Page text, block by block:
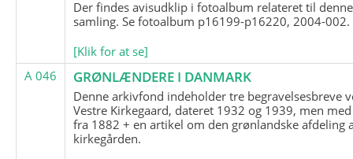
Der findes avisudklip i fotoalbum relateret til denne
samling. Se fotoalbum p16199-p16220, 2004-002.
[Klik for at se]
A 046
GRØNLÆNDERE I DANMARK
Denne arkivfond indeholder tre begravelsesbreve
Vestre Kirkegaard, dateret 1932 og 1939, men
fra 1882 + en artikel om den grønlandske afdeling
kirkegården.